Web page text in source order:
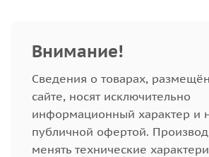
Внимание!
Cведения о товарах,
сайте, носят исключительно
информационный характер и
публичной офертой.
менять технические